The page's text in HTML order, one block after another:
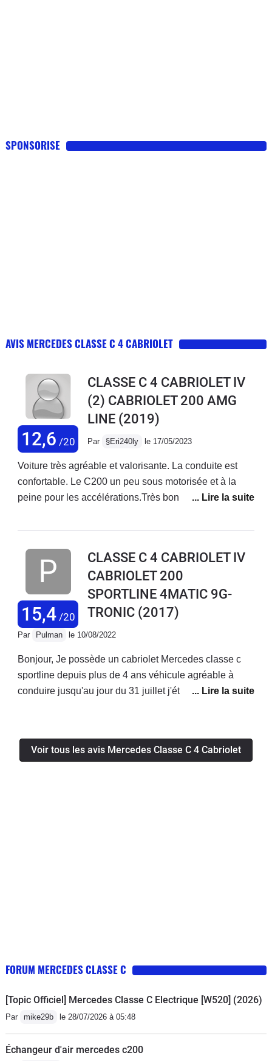
SPONSORISE
AVIS MERCEDES CLASSE C 4 CABRIOLET
12,6 /20
CLASSE C 4 CABRIOLET IV
(2) CABRIOLET 200 AMG
LINE (2019)
Par §Eri240ly le 17/05/2023
Voiture très agréable et valorisante. La conduite est
confortable. Le C200 un peu sous motorisée et à la
peine pour les accélérations.Très bonne finition.La
petite route au soleil. Très bonne autoroutière aussi qui
oublier le coté pratique. Accès au coffre, places arrière
inconfortables. Mais ce n'est pas vraiment fait pour ca.
Fiabilité dans la moyenne sans plus.
15,4/20
CLASSE C 4 CABRIOLET IV
CABRIOLET 200
SPORTLINE 4MATIC 9G-
TRONIC (2017)
Par Pulman le 10/08/2022
Bonjour, Je possède un cabriolet Mercedes classe c
sportline depuis plus de 4 ans véhicule agréable à
conduire jusqu'au jour du 31 juillet j'étais sur autoroute
sang froid je me suis arrêté sur la bande d'arrêt
d'urgence et appeler les secours . Le véhicule a été
Voir tous les avis Mercedes Classe C 4 Cabriolet
FORUM MERCEDES CLASSE C
[Topic Officiel] Mercedes Classe C Electrique [W520] (2026)
Par mike29b le 28/07/2026 à 05:48
Échangeur d'air mercedes c200